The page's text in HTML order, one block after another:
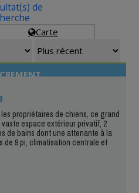
Carte
de
propriétaires de chiens, ce grand
espace extérieur privatif, 2
de bains dont une attenante à la
de 9 pi, climatisation centrale et